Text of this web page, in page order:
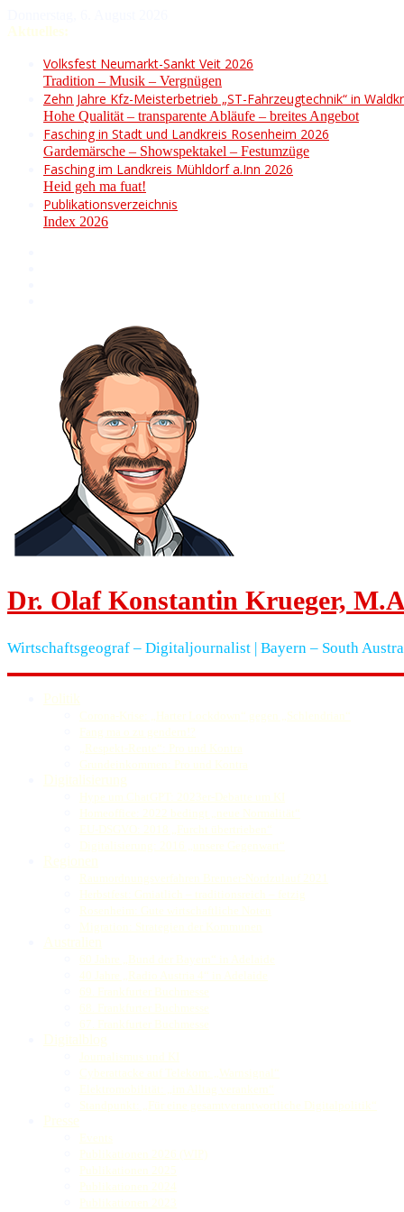
Aktuelles:
Volksfest Neumarkt-Sankt Veit 2026
Tradition – Musik – Vergnügen
Zehn Jahre Kfz-Meisterbetrieb „ST-Fahrzeugtechnik“ in
Hohe Qualität – transparente Abläufe – breites Angebot
Fasching in Stadt und Landkreis Rosenheim 2026
Gardemärsche – Showspektakel – Festumzüge
Fasching im Landkreis Mühldorf a.Inn 2026
Heid geh ma fuat!
Publikationsverzeichnis
Index 2026
Dr. Olaf Konstantin Krueger,
Wirtschaftsgeograf – Digitaljournalist | Bayern – South
Politik
Corona-Krise: „Harter Lockdown“ gegen „Schlendrian“
Fang ma o zu gendern!?
„Respekt-Rente“: Pro und Kontra
Grundeinkommen: Pro und Kontra
Digitalisierung
Hype um ChatGPT: 2023er-Debatte um KI
Homeoffice: 2022 bedingt „neue Normalität“
EU-DSGVO: 2018 „Furcht übertrieben“
Digitalisierung: 2016 „unsere Gegenwart“
Regionen
Raumordnungsverfahren Brenner-Nordzulauf 2021
Herbstfest: Gmiatlich – traditionsreich – fetzig
Rosenheim: Gute wirtschaftliche Noten
Migration: Strategien der Kommunen
Australien
60 Jahre „Bund der Bayern“ in Adelaide
40 Jahre „Radio Austria 4“ in Adelaide
69. Frankfurter Buchmesse
68. Frankfurter Buchmesse
67. Frankfurter Buchmesse
Digitalblog
Journalismus und KI
Cyberattacke auf Telekom: „Warnsignal“
Elektromobilität: „im Alltag verankern“
Standpunkt: „Für eine gesamtverantwortliche Digitalpolitik“
Presse
Events
Publikationen 2026 (WIP)
Publikationen 2025
Publikationen 2024
Publikationen 2023